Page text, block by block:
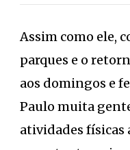
Assim como ele,
parques e o
aos domingos e
Paulo muita
atividades físicas